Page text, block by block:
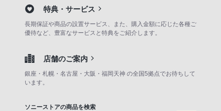
特典・サービス
長期保証や商品の設置サービス、また、購入金額に応じた各種ご
優待など、豊富なサービスと特典をご紹介します。
店舗のご案内
銀座・札幌・名古屋・大阪・福岡天神 の全国5拠点でお待ちして
います。
ソニーストアの商品を検索